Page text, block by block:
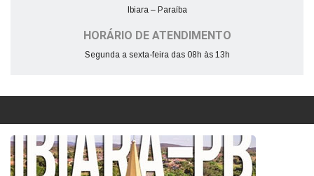
Ibiara – Paraíba
HORÁRIO DE ATENDIMENTO
Segunda a sexta-feira das 08h às 13h